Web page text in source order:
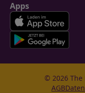
Apps
© 2026 The
AGB